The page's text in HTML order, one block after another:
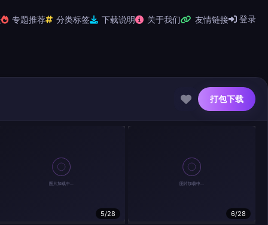
登录
专题推荐 分类标签 下载说明 关于我们 友情链接
打包下载
5/28 6/28